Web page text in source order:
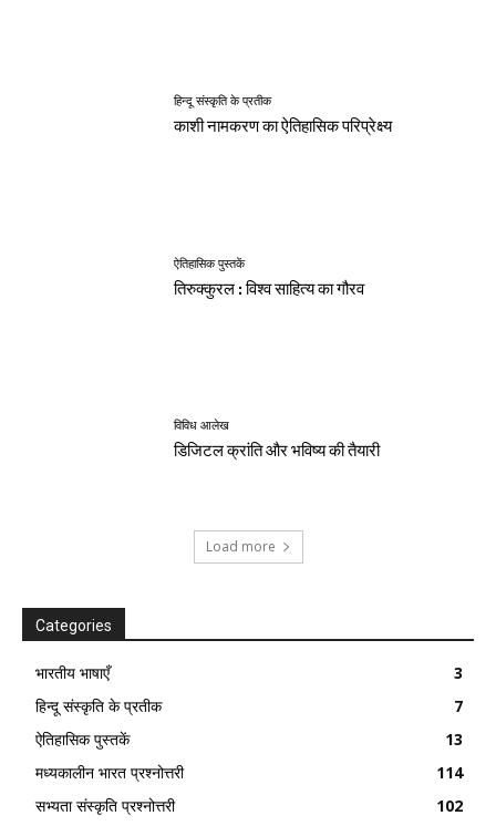
हिन्दू संस्कृति के प्रतीक
काशी नामकरण का ऐतिहासिक परिप्रेक्ष्य
ऐतिहासिक पुस्तकें
तिरुक्कुरल : विश्व साहित्य का गौरव
विविध आलेख
डिजिटल क्रांति और भविष्य की तैयारी
Load more
Categories
भारतीय भाषाएँ
3
हिन्दू संस्कृति के प्रतीक
7
ऐतिहासिक पुस्तकें
13
मध्यकालीन भारत प्रश्नोत्तरी
114
सभ्यता संस्कृति प्रश्नोत्तरी
102